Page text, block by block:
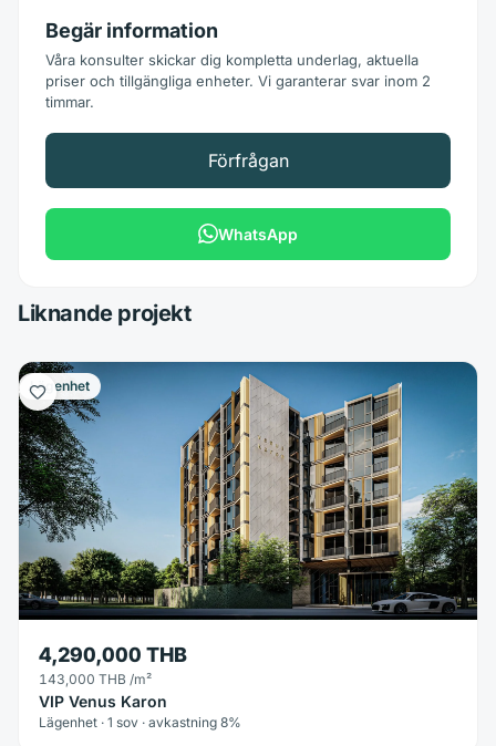
Begär information
Våra konsulter skickar dig kompletta underlag, aktuella
priser och tillgängliga enheter. Vi garanterar svar inom 2
timmar.
Förfrågan
WhatsApp
Liknande projekt
Lägenhet
4,290,000 THB
143,000 THB /m²
VIP Venus Karon
Lägenhet · 1 sov · avkastning 8%